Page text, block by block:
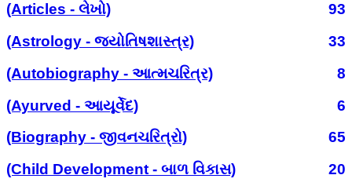
(Articles - લેખો)
93
(Astrology - જ્યોતિષશાસ્ત્ર)
33
(Autobiography - આત્મચરિત્ર)
8
(Ayurved - આયૂર્વેદ)
6
(Biography - જીવનચરિત્રો)
65
(Child Development - બાળ વિકાસ)
20